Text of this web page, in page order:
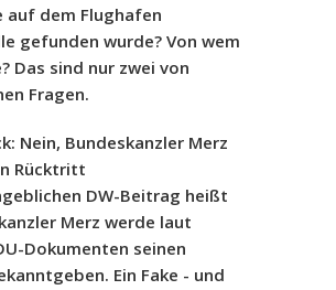
auf dem Flughafen
gefunden wurde? Von wem
Das sind nur zwei von
Fragen.
Nein, Bundeskanzler Merz
Rücktritt
DW-Beitrag heißt
Merz werde laut
Dokumenten seinen
Ein Fake - und